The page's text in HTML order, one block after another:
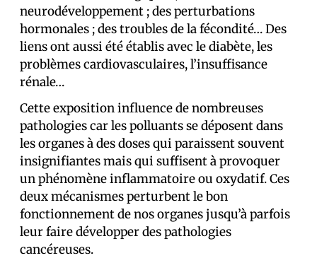
neurodéveloppement ; des perturbations
hormonales ; des troubles de la fécondité… Des
liens ont aussi été établis avec le diabète, les
problèmes cardiovasculaires, l’insuffisance
rénale…
Cette exposition influence de nombreuses
pathologies car les polluants se déposent dans
les organes à des doses qui paraissent souvent
insignifiantes mais qui suffisent à provoquer
un phénomène inflammatoire ou oxydatif. Ces
deux mécanismes perturbent le bon
fonctionnement de nos organes jusqu’à parfois
leur faire développer des pathologies
cancéreuses.